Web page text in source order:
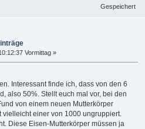
Gespeichert
Vormittag »
Interessant finde ich, dass von den 6
also 50%. Stellt euch mal vor, bei den
von einem neuen Mutterkörper
vielleicht einer von 1000 ungruppiert.
Diese Eisen-Mutterkörper müssen ja